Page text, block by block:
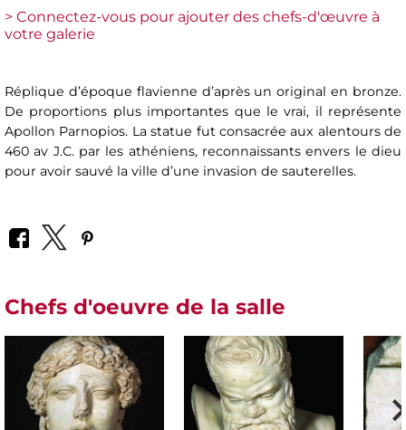
> Connectez-vous pour ajouter des chefs-d'œuvre à
votre galerie
Réplique d’époque flavienne d’après un original en bronze.
De proportions plus importantes que le vrai, il représente
Apollon Parnopios. La statue fut consacrée aux alentours de
460 av J.C. par les athéniens, reconnaissants envers le dieu
pour avoir sauvé la ville d’une invasion de sauterelles.
Chefs d'oeuvre de la salle